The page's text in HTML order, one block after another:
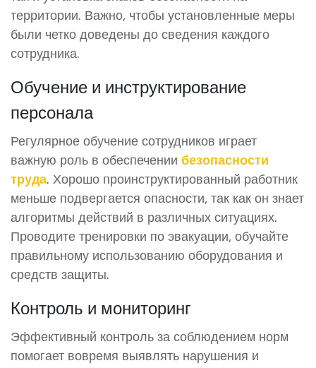
территории. Важно, чтобы установленные меры
были четко доведены до сведения каждого
сотрудника.
Обучение и инструктирование
персонала
Регулярное обучение сотрудников играет
важную роль в обеспечении безопасности
труда. Хорошо проинструктированный работник
меньше подвергается опасности, так как он знает
алгоритмы действий в различных ситуациях.
Проводите тренировки по эвакуации, обучайте
правильному использованию оборудования и
средств защиты.
Контроль и мониторинг
Эффективный контроль за соблюдением норм
помогает вовремя выявлять нарушения и